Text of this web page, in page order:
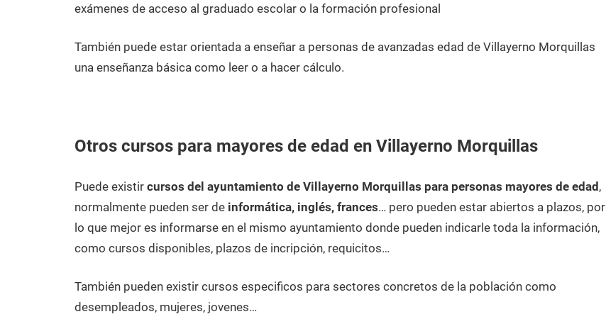
exámenes de acceso al graduado escolar o la formación profesional
También puede estar orientada a enseñar a personas de avanzadas edad de Villayerno Morquillas
una enseñanza básica como leer o a hacer cálculo.
Otros cursos para mayores de edad en Villayerno Morquillas
Puede existir cursos del ayuntamiento de Villayerno Morquillas para personas mayores de edad,
normalmente pueden ser de informática, inglés, frances… pero pueden estar abiertos a plazos, por
lo que mejor es informarse en el mismo ayuntamiento donde pueden indicarle toda la información,
como cursos disponibles, plazos de incripción, requicitos…
También pueden existir cursos especificos para sectores concretos de la población como
desempleados, mujeres, jovenes…